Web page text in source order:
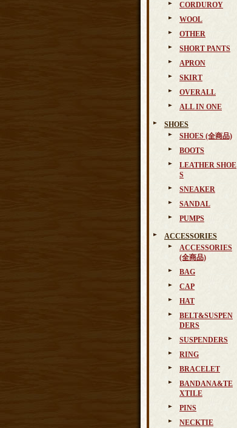
CORDUROY
WOOL
OTHER
SHORT PANTS
APRON
SKIRT
OVERALL
ALL IN ONE
SHOES
SHOES (全商品)
BOOTS
LEATHER SHOE
S
SNEAKER
SANDAL
PUMPS
ACCESSORIES
ACCESSORIES
(全商品)
BAG
CAP
HAT
BELT&SUSPEN
DERS
SUSPENDERS
RING
BRACELET
BANDANA&TE
XTILE
PINS
NECKTIE